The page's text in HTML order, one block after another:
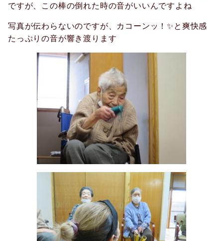
ですが、この棒の倒れた時の音がいいんですよね
写真が伝わらないのですが、カコーンッ！✨と爽快感
たっぷりの音が響き渡ります